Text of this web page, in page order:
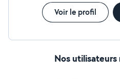
Voir le profil
Nos